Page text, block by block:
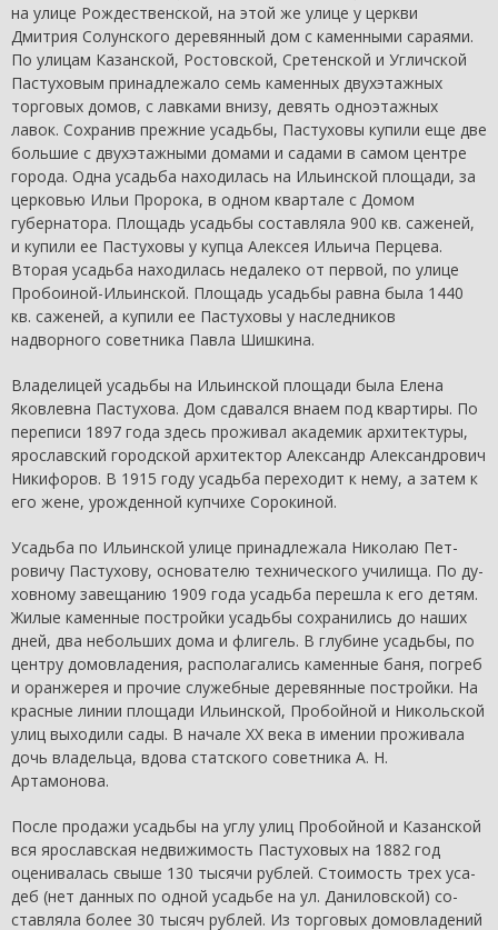
на улице Рождественской, на этой же улице у церкви
Дмитрия Солунского деревянный дом с каменными сараями.
По ули­цам Казанской, Ростовской, Сретенской и Угличской
Пасту­ховым принадлежало семь каменных двухэтажных
торговых домов, с лавками внизу, девять одноэтажных
лавок. Сохранив прежние усадьбы, Пастуховы купили еще две
большие с двух­этажными домами и садами в самом центре
города. Одна усадь­ба находилась на Ильинской площади, за
церковью Ильи Про­рока, в одном квартале с Домом
губернатора. Площадь усадьбы составляла 900 кв. саженей,
и купили ее Пастуховы у купца Алексея Ильича Перцева.
Вторая усадьба находилась недалеко от первой, по улице
Пробоиной-Ильинской. Площадь усадьбы равна была 1440
кв. саженей, а купили ее Пастуховы у на­следников
надворного советника Павла Шишкина.
Владелицей усадьбы на Ильинской площади была Елена
Яковлевна Пастухова. Дом сдавался внаем под квартиры. По
переписи 1897 года здесь проживал академик архитектуры,
ярославский городской архитектор Александр Александрович
Никифоров. В 1915 году усадьба переходит к нему, а затем к
его жене, урожденной купчихе Сорокиной.
Усадьба по Ильинской улице принадлежала Николаю Пет­
ровичу Пастухову, основателю технического училища. По ду­
ховному завещанию 1909 года усадьба перешла к его детям.
Жилые каменные постройки усадьбы сохранились до наших
дней, два небольших дома и флигель. В глубине усадьбы, по
центру домовладения, располагались каменные баня, погреб
и оранжерея и прочие служебные деревянные постройки. На
красные линии площади Ильинской, Пробойной и Ни­кольской
улиц выходили сады. В начале XX века в имении проживала
дочь владельца, вдова статского советника А. Н.
Артамонова.
После продажи усадьбы на углу улиц Пробойной и Казан­ской
вся ярославская недвижимость Пастуховых на 1882 год
оценивалась свыше 130 тысячи рублей. Стоимость трех уса­
деб (нет данных по одной усадьбе на ул. Даниловской) со­
ставляла более 30 тысяч рублей. Из торговых домовладений